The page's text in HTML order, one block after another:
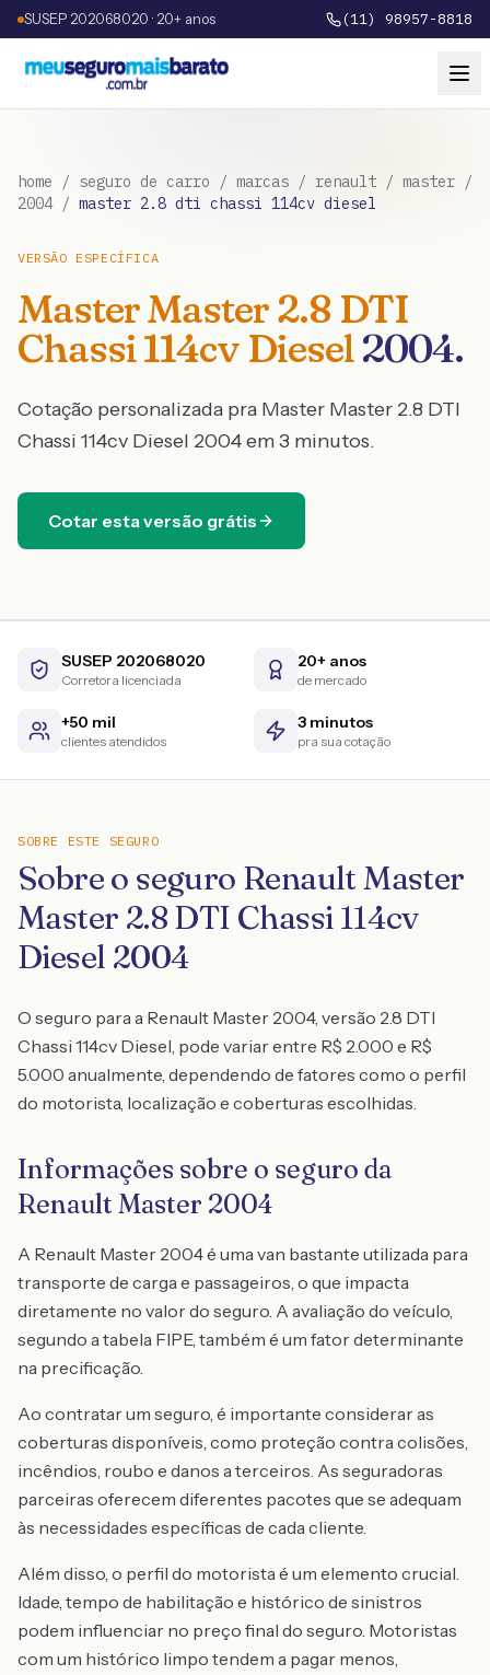
SUSEP 202068020 · 20+ anos (11) 98957-8818
home / seguro de carro / marcas / renault / master /
2004/ master 2.8 dti chassi 114cv diesel
VERSÃO ESPECÍFICA
MasterMaster 2.8 DTI
Chassi 114cv Diesel2004.
Cotação personalizada pra Master Master 2.8 DTI
Chassi 114cv Diesel 2004em 3 minutos.
Cotar esta versão grátis
SUSEP 202068020
Corretora licenciada
20+ anos
de mercado
+50 mil
clientes atendidos
3 minutos
pra sua cotação
SOBRE ESTE SEGURO
Sobre o seguro Renault Master
Master 2.8 DTI Chassi 114cv
Diesel 2004
O seguro para a Renault Master 2004, versão 2.8 DTI
Chassi 114cv Diesel, pode variar entre R$ 2.000 e R$
5.000 anualmente, dependendo de fatores como o perfil
do motorista, localização e coberturas escolhidas.
Informações sobre o seguro da
Renault Master 2004
A Renault Master 2004 é uma van bastante utilizada para
transporte de carga e passageiros, o que impacta
diretamente no valor do seguro. A avaliação do veículo,
segundo a tabela FIPE, também é um fator determinante
na precificação.
Ao contratar um seguro, é importante considerar as
coberturas disponíveis, como proteção contra colisões,
incêndios, roubo e danos a terceiros. As seguradoras
parceiras oferecem diferentes pacotes que se adequam
às necessidades específicas de cada cliente.
Além disso, o perfil do motorista é um elemento crucial.
Idade, tempo de habilitação e histórico de sinistros
podem influenciar no preço final do seguro. Motoristas
com um histórico limpo tendem a pagar menos,